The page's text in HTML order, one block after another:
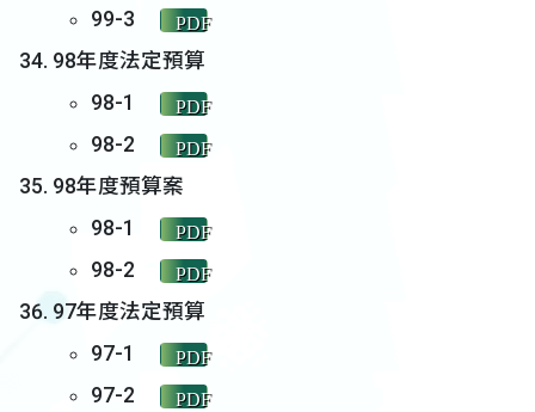
99-3 PDF
98年度法定預算
98-1
PDF
98-2 PDF
98年度預算案
98-1
PDF
98-2 PDF
97年度法定預算
97-1
PDF
97-2 PDF